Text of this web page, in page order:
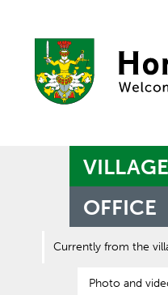
Zpět na
VILLAGE
OFFICE
Currently from the
Photo and